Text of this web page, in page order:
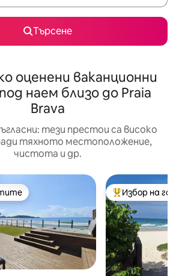
Търсене
оценени ваканционни
наем близо до Praia
Brava
тези престои са високо
тяхното местоположение,
чистота и др.
на гостите Най-популярен
Избор на